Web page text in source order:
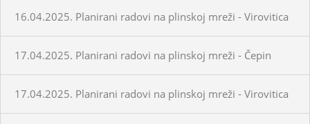
16.04.2025. Planirani radovi na plinskoj mreži - Virovitica
17.04.2025. Planirani radovi na plinskoj mreži - Čepin
17.04.2025. Planirani radovi na plinskoj mreži - Virovitica